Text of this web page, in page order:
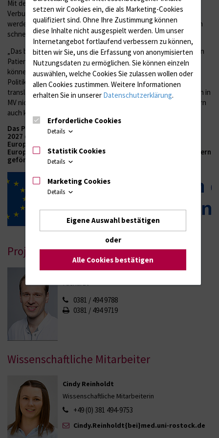
Mit dem bis Ende März 2025 laufenden
Verbundforschungsvorhaben soll ein Verfahren entwickelt
werden, um Kollagen für den Einsatz zu medizinischen Zwecken
schneller und sicherer testen zu können.
„Das bessere Verständnis des Kollagenabbaus kommt direkt den
Patienten zugute, weil Nebenwirkungen reduziert werden
können“, sagte Prof. Dr. Steffen Emmert, Direktor der Klinik und
Politik für Dermatologie und Venerologie. Zudem würde die
translationale Forschung der UMR mit starken Industriepartnern in
MV nicht nur die Gesundheitswirtschaft im Land stärken, sondern
auch klugen Köpfen vor Ort eine Perspektive bieten.
Das Projekt wird im Rahmen des EFRE Programms 2021 bis
2027 des Landes Mecklenburg-Vorpommern aus Mitteln des
Europäischen Fonds für regionale Entwicklung der
Europäischen Union und des Landes Mecklenburg-Vorpommern
gefördert.
Projektleitung
Dr. med. Dr. rer. biol. hum. Ole Jung
Facharzt
0381 / 494 9788
0381 / 494 9719
Wissenschaftliche Mitarbeiter
Cindy Reinholdt
Wissenschaftliche Mitarbeiterin
+49 (0) 381 494-9753
Cindy.Reinholdt{bei}med.uni-rostock.de
setzen wir Cookies ein, die als Marketing-Cookies
qualifiziert sind. Ohne Ihre Zustimmung können
diese Inhalte nicht ausgespielt werden. Um unser
Internetangebot fortlaufend verbessern zu können,
bitten wir Sie, uns die Erfassung von anonymisierten
Nutzungsdaten zu ermöglichen. Sie können einzeln
auswählen, welche Cookies Sie zulassen wollen oder
allen Cookies zustimmen. Weitere Informationen
erhalten Sie in unserer Datenschutzerklärung.
Erforderliche Cookies
Details
Statistik Cookies
Details
Marketing Cookies
Details
Eigene Auswahl bestätigen
oder
Alle Cookies bestätigen